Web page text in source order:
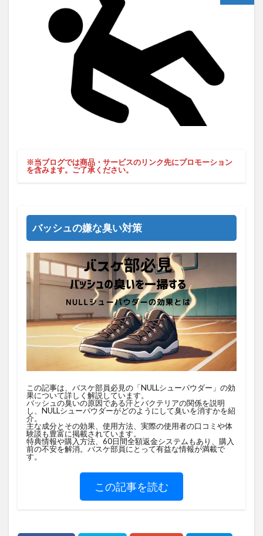
※当ブログでは商品・サービスのリンク先にプロモーション
を含みます。ご了承ください。
バッシュの嫌な臭い対策
この記事は、バスケ部員必見の「NULLシューパウダー」の効
果について詳しく解説しています。
バッシュの臭いの原因である汗とバクテリアの関係を説明
し、NULLシューパウダーがどのようにして臭いを消すかを紹
介。
主な成分とその効果、使用方法、実際の使用者の口コミや体
験談も豊富に掲載されています。
特典情報や購入方法、60日間全額返金システムもあり、購入
前の不安を解消。バスケ部員にとって有益な情報が満載で
す。
この記事を読む